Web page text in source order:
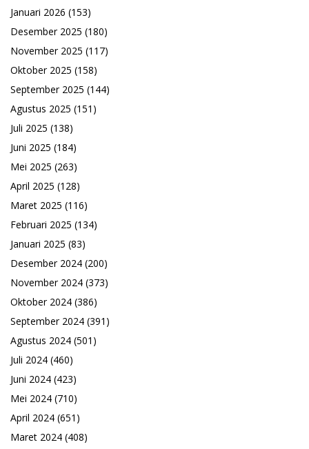
Januari 2026 (153)
Desember 2025 (180)
November 2025 (117)
Oktober 2025 (158)
September 2025 (144)
Agustus 2025 (151)
Juli 2025 (138)
Juni 2025 (184)
Mei 2025 (263)
April 2025 (128)
Maret 2025 (116)
Februari 2025 (134)
Januari 2025 (83)
Desember 2024 (200)
November 2024 (373)
Oktober 2024 (386)
September 2024 (391)
Agustus 2024 (501)
Juli 2024 (460)
Juni 2024 (423)
Mei 2024 (710)
April 2024 (651)
Maret 2024 (408)